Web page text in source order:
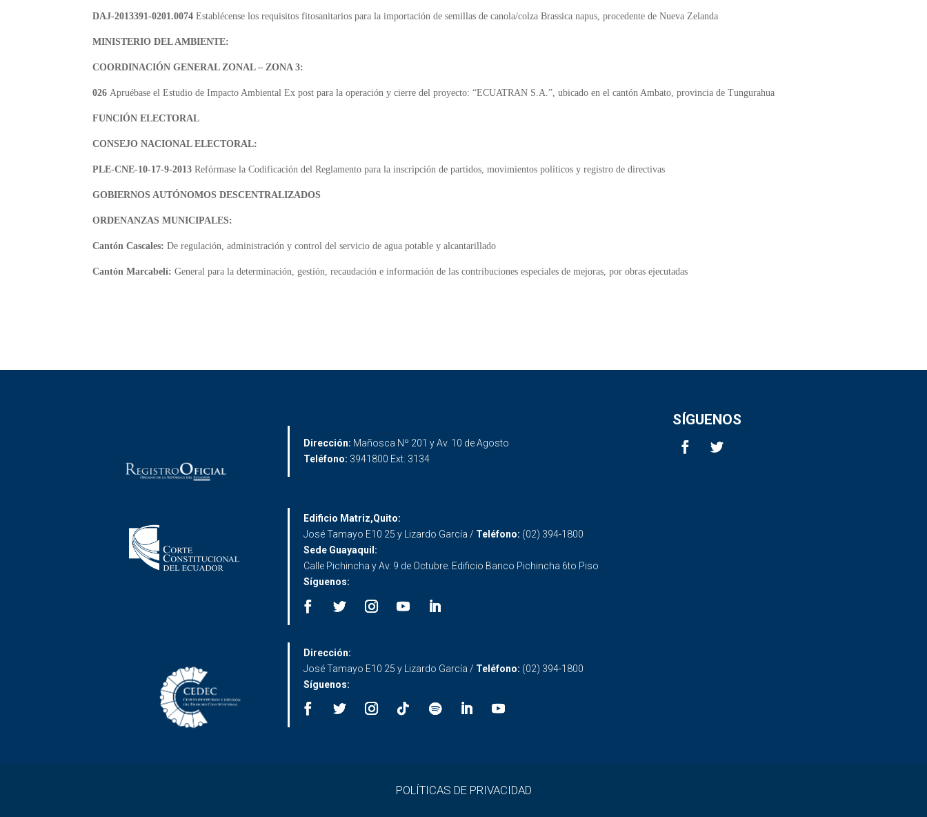
DAJ-2013391-0201.0074Establécense los requisitos fitosanitarios para la importación de semillas de canola/colza Brassica napus, procedente de Nueva Zelanda
MINISTERIO DEL AMBIENTE:
COORDINACIÓN GENERAL ZONAL – ZONA 3:
026Apruébase el Estudio de Impacto Ambiental Ex post para la operación y cierre del proyecto: “ECUATRAN S.A.”, ubicado en el cantón Ambato, provincia de Tungurahua
FUNCIÓN ELECTORAL
CONSEJO NACIONAL ELECTORAL:
PLE-CNE-10-17-9-2013 Refórmase la Codificación del Reglamento para la inscripción de partidos, movimientos políticos y registro de directivas
GOBIERNOS AUTÓNOMOS DESCENTRALIZADOS
ORDENANZAS MUNICIPALES:
Cantón Cascales: De regulación, administración y control del servicio de agua potable y alcantarillado
Cantón Marcabelí: General para la determinación, gestión, recaudación e información de las contribuciones especiales de mejoras, por obras ejecutadas
Dirección: Mañosca Nº 201 y Av. 10 de Agosto
Teléfono: 3941800 Ext. 3134
SÍGUENOS
Edificio Matriz,Quito:
José Tamayo E10 25 y Lizardo García / Teléfono: (02) 394-1800
Sede Guayaquil:
Calle Pichincha y Av. 9 de Octubre. Edificio Banco Pichincha 6to Piso
Síguenos:
Dirección:
José Tamayo E10 25 y Lizardo García / Teléfono: (02) 394-1800
Síguenos:
POLÍTICAS DE PRIVACIDAD